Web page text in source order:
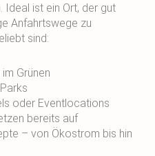
Ideal ist ein Ort, der gut
Anfahrtswege zu
sind:
Grünen
oder Eventlocations
bereits auf
– von Ökostrom bis hin